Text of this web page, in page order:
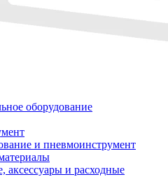
оборудование
и пневмоинструмент
аксессуары и расходные